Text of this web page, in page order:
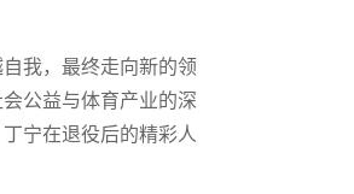
我，最终走向新的领
公益与体育产业的深
宁在退役后的精彩人